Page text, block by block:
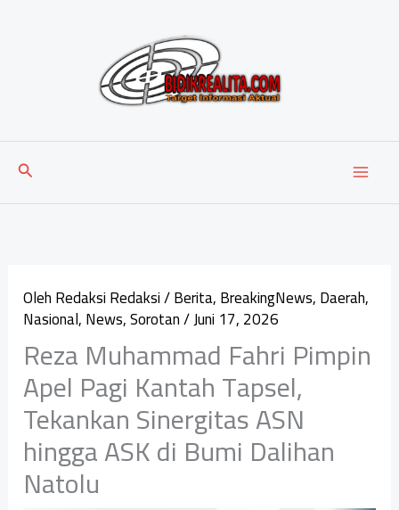
Cari
OlehRedaksi Redaksi/Berita,BreakingNews,Daerah,
Nasional,News,Sorotan/Juni 17, 2026
Reza Muhammad Fahri Pimpin
Apel Pagi Kantah Tapsel,
Tekankan Sinergitas ASN
hingga ASK di Bumi Dalihan
Natolu